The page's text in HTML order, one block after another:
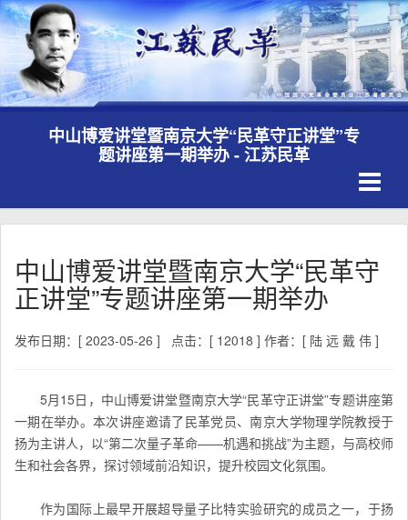
中山博爱讲堂暨南京大学“民革守正讲堂”专
题讲座第一期举办 - 江苏民革
中山博爱讲堂暨南京大学“民革守
正讲堂”专题讲座第一期举办
发布日期：[ 2023-05-26 ] 点击：[ 12018 ] 作者：[ 陆 远 戴 伟 ]
5月15日，中山博爱讲堂暨南京大学“民革守正讲堂”专题讲座第
一期在举办。本次讲座邀请了民革党员、南京大学物理学院教授于
扬为主讲人，以“第二次量子革命——机遇和挑战”为主题，与高校师
生和社会各界，探讨领域前沿知识，提升校园文化氛围。
作为国际上最早开展超导量子比特实验研究的成员之一，于扬